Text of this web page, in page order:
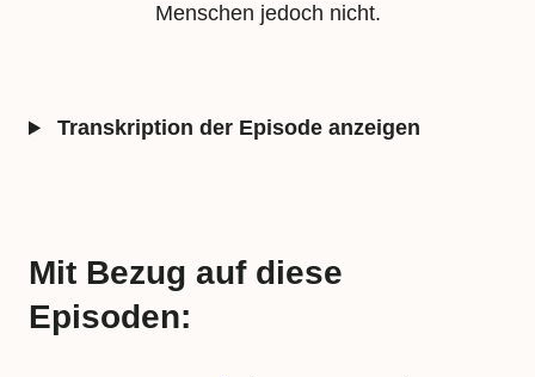
Transkription der Episode anzeigen
Mit Bezug auf diese
Episoden: